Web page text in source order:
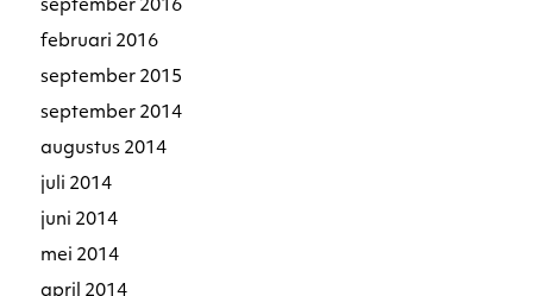
september 2016
februari 2016
september 2015
september 2014
augustus 2014
juli 2014
juni 2014
mei 2014
april 2014